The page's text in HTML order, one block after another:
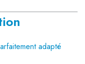
adapté